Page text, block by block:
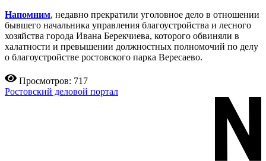
Напомним, недавно прекратили уголовное дело в отношении
бывшего начальника управления благоустройства и лесного
хозяйства города Ивана Берекчиева, которого обвиняли в
халатности и превышении должностных полномочий по делу
о благоустройстве ростовского парка Вересаево.
Просмотров: 717
Ростовский деловой портал